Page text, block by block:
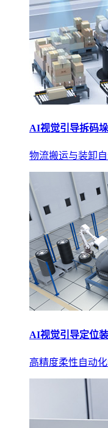
AI视觉引导拆码垛
物流搬运与装卸
AI视觉引导定位
高精度柔性自动